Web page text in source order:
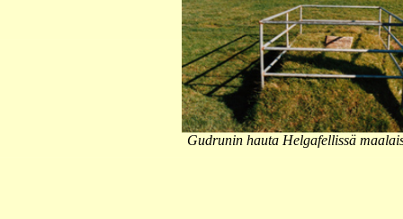
Gudrunin hauta Helgafellissä